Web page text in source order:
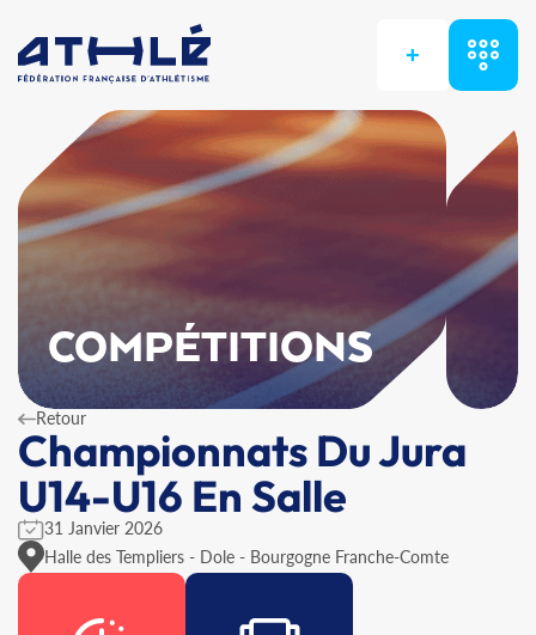
+
COMPÉTITIONS
Retour
Championnats Du Jura
U14-U16 En Salle
31 Janvier 2026
Halle des Templiers - Dole - Bourgogne Franche-Comte